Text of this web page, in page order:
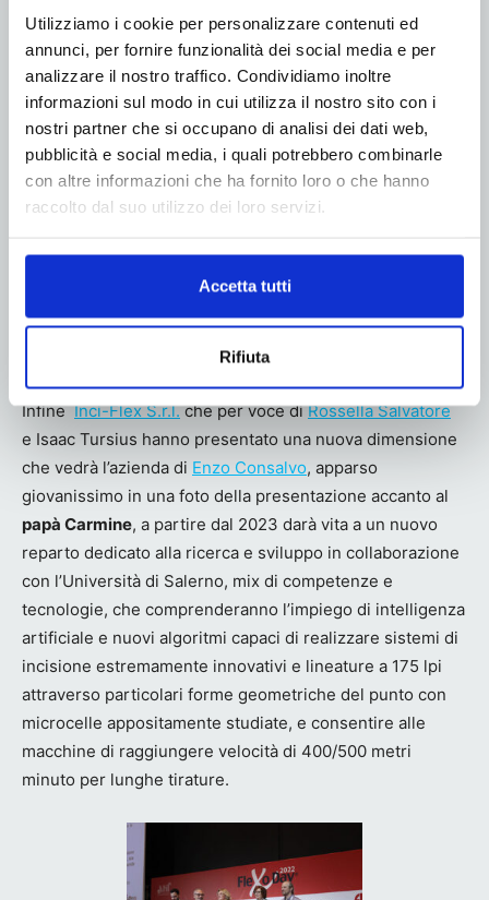
Utilizziamo i cookie per personalizzare contenuti ed
annunci, per fornire funzionalità dei social media e per
analizzare il nostro traffico. Condividiamo inoltre
informazioni sul modo in cui utilizza il nostro sito con i
nostri partner che si occupano di analisi dei dati web,
pubblicità e social media, i quali potrebbero combinarle
con altre informazioni che ha fornito loro o che hanno
raccolto dal suo utilizzo dei loro servizi.
Accetta tutti
Rifiuta
ovvero il sistema automatico di pulizia del tamburo
centrale delle linee flexo.
Isac Turcios e Rossella Salvatore
InfineInci-Flex S.r.l.che per voce diRossella Salvatore
e Isaac Tursius hanno presentato una nuova dimensione
che vedrà l’azienda di Enzo Consalvo, apparso
giovanissimo in una foto della presentazione accanto al
papà Carmine, a partire dal 2023 darà vita a un nuovo
reparto dedicato alla ricerca e sviluppo in collaborazione
con l’Università di Salerno, mix di competenze e
tecnologie, che comprenderanno l’impiego di intelligenza
artificiale e nuovi algoritmi capaci di realizzare sistemi di
incisione estremamente innovativi e lineature a 175 lpi
attraverso particolari forme geometriche del punto con
microcelle appositamente studiate, e consentire alle
macchine di raggiungere velocità di 400/500 metri
minuto per lunghe tirature.